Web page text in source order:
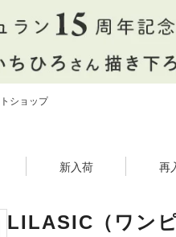
ショップ
新入荷 再
LILASIC（ワン